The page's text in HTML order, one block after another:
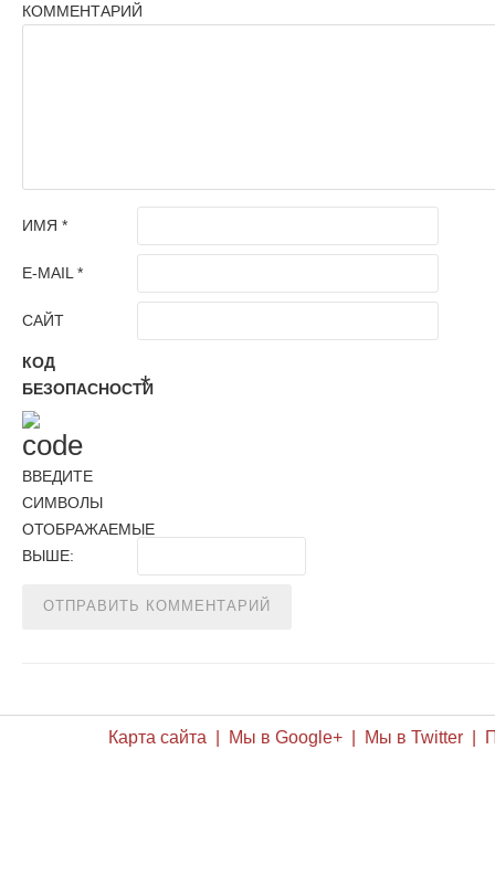
КОММЕНТАРИЙ
ИМЯ *
E-MAIL *
САЙТ
КОД
БЕЗОПАСНОСТИ
*
ВВЕДИТЕ
СИМВОЛЫ
ОТОБРАЖАЕМЫЕ
ВЫШЕ:
Карта сайта | Мы в Google+ | Мы в Twitter |